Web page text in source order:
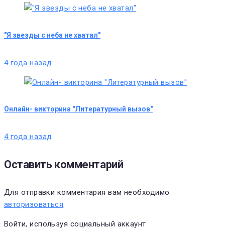
"Я звезды с неба не хватал"
4 года назад
Онлайн- викторина "Литературный вызов"
4 года назад
Оставить комментарий
Для отправки комментария вам необходимо
авторизоваться.
Войти, используя социальный аккаунт